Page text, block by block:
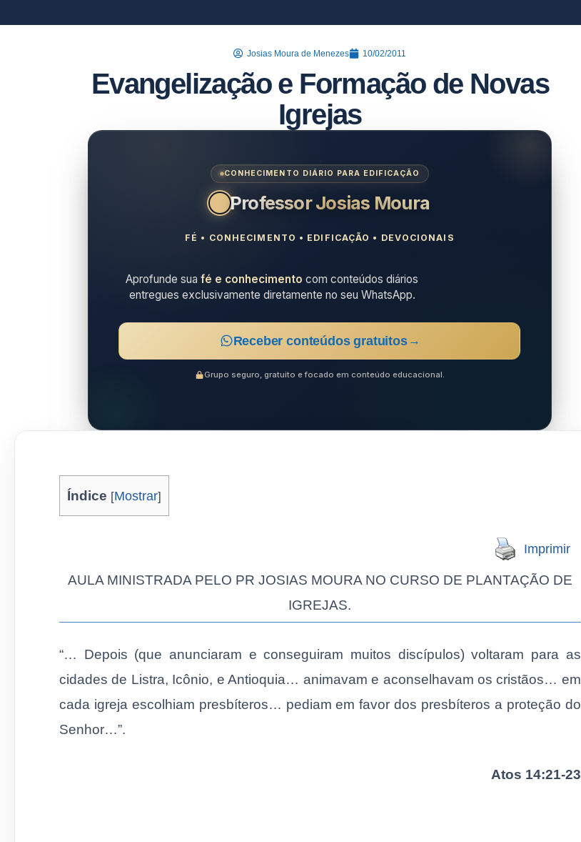
Josias Moura de Menezes 10/02/2011
Evangelização e Formação de Novas
Igrejas
CONHECIMENTO DIÁRIO PARA EDIFICAÇÃO
Professor Josias Moura
FÉ • CONHECIMENTO • EDIFICAÇÃO • DEVOCIONAIS
Aprofunde suafé e conhecimento com conteúdos diários
entregues exclusivamente diretamente no seu WhatsApp.
Receber conteúdos gratuitos →
Grupo seguro, gratuito e focado em conteúdo educacional.
Índice [Mostrar]
Imprimir
AULA MINISTRADA PELO PR JOSIAS MOURA NO CURSO DE PLANTAÇÃO DE
IGREJAS.
“… Depois (que anunciaram e conseguiram muitos discípulos) voltaram para as
cidades de Listra, Icônio, e Antioquia… animavam e acon­selhavam os cristãos… em
cada igreja escolhiam presbíteros… pe­diam em favor dos presbíteros a proteção do
Senhor…”.
Atos 14:21-23